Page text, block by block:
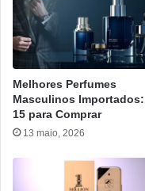
Melhores Perfumes
Masculinos
15 para Comprar
13 maio, 2026